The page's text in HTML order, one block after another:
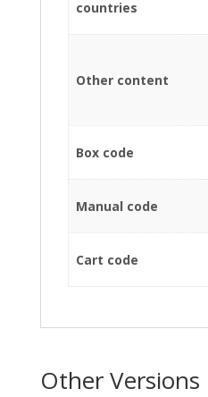
countries
Other content
Box code
Manual code
Cart code
Other Versions